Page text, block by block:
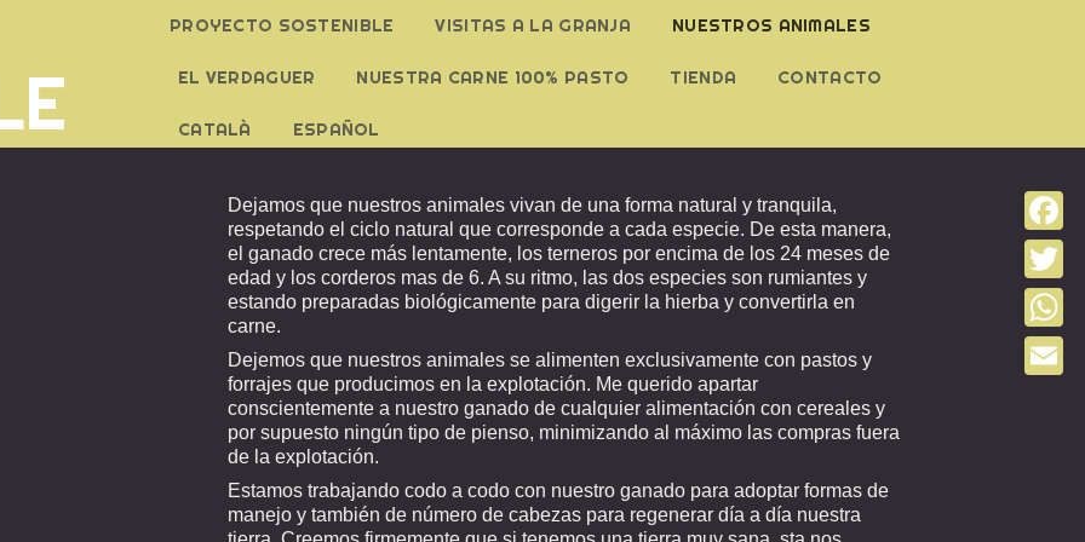
PROYECTO SOSTENIBLE VISITAS A LA GRANJA NUESTROS ANIMALES
EL VERDAGUER NUESTRA CARNE 100% PASTO TIENDA CONTACTO
CATALÀ ESPAÑOL
Dejamos que nuestros animales vivan de una forma natural y tranquila,
respetando el ciclo natural que corresponde a cada especie. De esta manera,
el ganado crece más lentamente, los terneros por encima de los 24 meses de
edad y los corderos mas de 6. A su ritmo, las dos especies son rumiantes y
estando preparadas biológicamente para digerir la hierba y convertirla en
carne.
Dejemos que nuestros animales se alimenten exclusivamente con pastos y
forrajes que producimos en la explotación. Me querido apartar
conscientemente a nuestro ganado de cualquier alimentación con cereales y
por supuesto ningún tipo de pienso, minimizando al máximo las compras fuera
de la explotación.
Estamos trabajando codo a codo con nuestro ganado para adoptar formas de
manejo y también de número de cabezas para regenerar día a día nuestra
Twitter